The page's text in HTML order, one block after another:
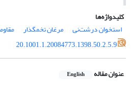
کلیدواژه‌ها
استخوان درشت‌نی
مرغان تخمگذار
20.1001.1.20084773.1398.50.2.5.9
عنوان مقاله English